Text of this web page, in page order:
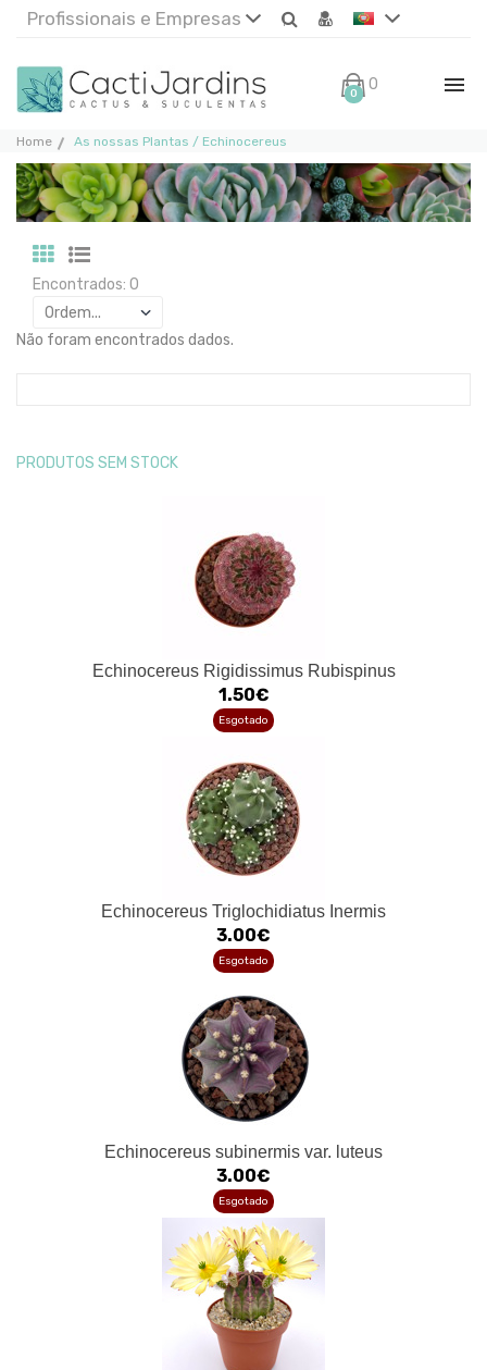
Profissionais e Empresas
0 0€
Home As nossas Plantas / Echinocereus
Encontrados: 0
Não foram encontrados dados.
PRODUTOS SEM STOCK
Echinocereus Rigidissimus Rubispinus
1.50€
Esgotado
Echinocereus Triglochidiatus Inermis
3.00€
Esgotado
Echinocereus subinermis var. luteus
3.00€
Esgotado